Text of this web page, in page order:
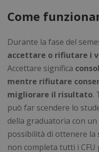
Come
Durante la fase del
accettare o rifiutare i
Accettare significa
mentre rifiutare
migliorare il risultato.
può far scendere lo
della graduatoria con
possibilità di ottenere la
non completa tutti i